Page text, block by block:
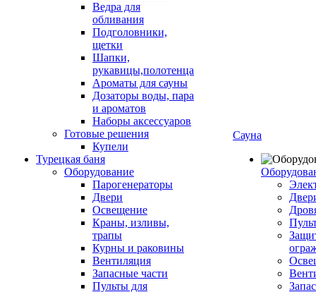
Ведра для
обливания
Подголовники,
щетки
Шапки,
рукавицы,полотенца
Ароматы для сауны
Дозаторы воды, пара
и ароматов
Наборы аксессуаров
Готовые решения
Купели
Турецкая баня
Оборудование
Парогенераторы
Двери
Освещение
Краны, изливы,
трапы
Курны и раковины
Вентиляция
Запасные части
Пульты для
Сауна